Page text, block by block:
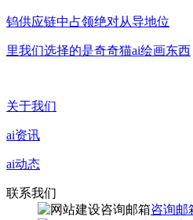
钨供应链中占领绝对从导地位
里我们选择的是奇奇猫ai绘画东西
关于我们
ai资讯
ai动态
联系我们
咨询邮